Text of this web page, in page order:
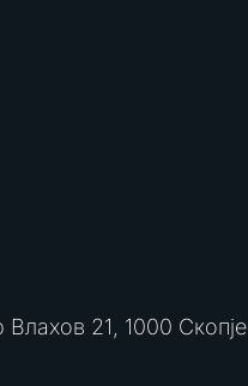
Влахов 21, 1000 Скопје